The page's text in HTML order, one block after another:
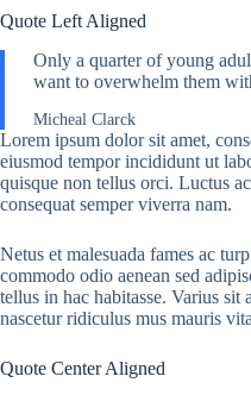
Quote Left Aligned
Only a quarter of young
want to overwhelm them
Micheal Clarck
Lorem ipsum dolor sit amet,
eiusmod tempor incididunt ut
quisque non tellus orci. Luctus
consequat semper viverra nam.
Netus et malesuada fames ac
commodo odio aenean sed
tellus in hac habitasse. Varius
nascetur ridiculus mus mauris
Quote Center Aligned